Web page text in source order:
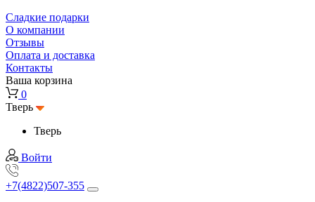
Сладкие подарки
О компании
Отзывы
Оплата и доставка
Контакты
Ваша корзина
0
Тверь
Тверь
Войти
+7(4822)507-355